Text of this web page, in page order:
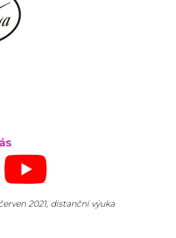
2021, distanční výuka